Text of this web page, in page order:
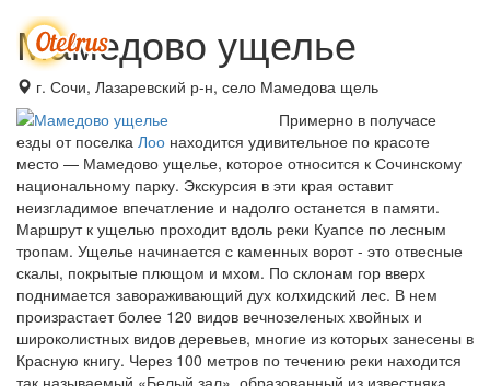
Мамедово ущелье
г. Сочи, Лазаревский р-н, село Мамедова щель
Примерно в получасе
езды от поселка Лоо находится удивительное по красоте
место — Мамедово ущелье, которое относится к Сочинскому
национальному парку. Экскурсия в эти края оставит
неизгладимое впечатление и надолго останется в памяти.
Маршрут к ущелью проходит вдоль реки Куапсе по лесным
тропам. Ущелье начинается с каменных ворот - это отвесные
скалы, покрытые плющом и мхом. По склонам гор вверх
поднимается завораживающий дух колхидский лес. В нем
произрастает более 120 видов вечнозеленых хвойных и
широколистных видов деревьев, многие из которых занесены в
Красную книгу. Через 100 метров по течению реки находится
так называемый «Белый зал», образованный из известняка